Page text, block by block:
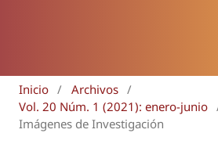
Inicio / Archivos /
Vol. 20 Núm. 1 (2021): enero-junio
Imágenes de Investigación